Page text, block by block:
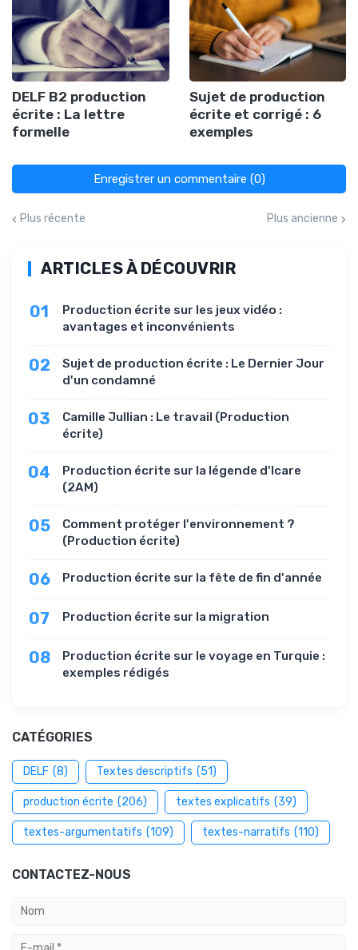
DELF B2 production
écrite : La lettre
formelle
Sujet de production
écrite et corrigé : 6
exemples
Enregistrer un commentaire (0)
Plus récente Plus ancienne
ARTICLES À DÉCOUVRIR
01
Production écrite sur les jeux vidéo :
avantages et inconvénients
02
Sujet de production écrite : Le Dernier Jour
d'un condamné
03
Camille Jullian : Le travail (Production
écrite)
04
Production écrite sur la légende d'Icare
(2AM)
05
Comment protéger l'environnement ?
(Production écrite)
06 Production écrite sur la fête de fin d'année
07 Production écrite sur la migration
08
Production écrite sur le voyage en Turquie :
exemples rédigés
CATÉGORIES
DELF (8) Textes descriptifs (51)
production écrite (206) textes explicatifs (39)
textes-argumentatifs (109) textes-narratifs (110)
CONTACTEZ-NOUS